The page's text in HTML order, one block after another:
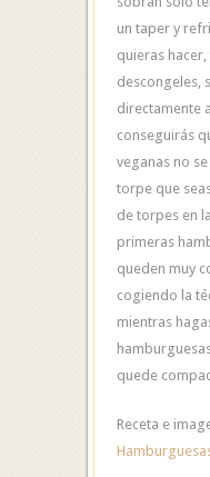
un taper y
quieras
descongeles,
directamente
conseguirás
veganas no
torpe que
de torpes en
primeras
queden muy
cogiendo la
mientras
quede
Receta e